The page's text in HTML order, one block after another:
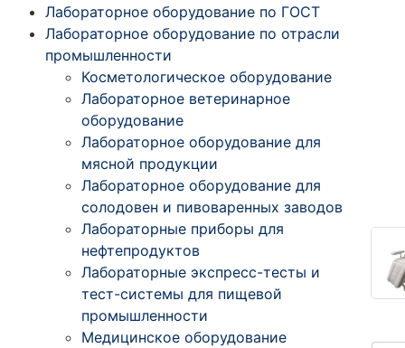
Лабораторное оборудование по ГОСТ
Лабораторное оборудование по отрасли
промышленности
Косметологическое оборудование
Лабораторное ветеринарное
оборудование
Лабораторное оборудование для
мясной продукции
Лабораторное оборудование для
солодовен и пивоваренных заводов
Лабораторные приборы для
нефтепродуктов
Лабораторные экспресс-тесты и
тест-системы для пищевой
промышленности
Медицинское оборудование